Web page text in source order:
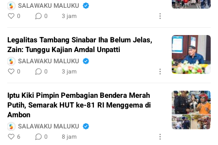
SALAWAKU MALUKU
0 0 3 jam
Legalitas Tambang Sinabar Iha Belum Jelas,
Zain: Tunggu Kajian Amdal Unpatti
SALAWAKU MALUKU
0 0 3 jam
Iptu Kiki Pimpin Pembagian Bendera Merah
Putih, Semarak HUT ke-81 RI Menggema di
Ambon
SALAWAKU MALUKU
6 0 8 jam